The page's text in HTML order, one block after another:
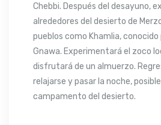
Chebbi. Después del desayuno,
alrededores del desierto de
pueblos como Khamlia, conocido
Gnawa. Experimentará el zoco
disfrutará de un almuerzo.
relajarse y pasar la noche,
campamento del desierto.